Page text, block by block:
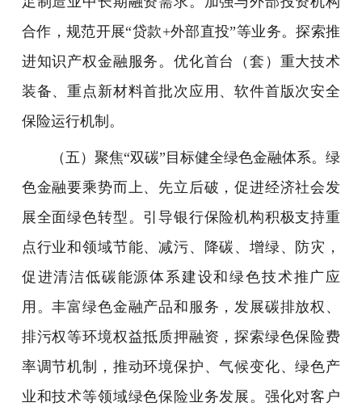
合作，规范开展“贷款+外部直投”等业务。探索推
进知识产权金融服务。优化首台（套）重大技术
装备、重点新材料首批次应用、软件首版次安全
保险运行机制。
（五）聚焦“双碳”目标健全绿色金融体系。绿
色金融要乘势而上、先立后破，促进经济社会发
展全面绿色转型。引导银行保险机构积极支持重
点行业和领域节能、减污、降碳、增绿、防灾，
促进清洁低碳能源体系建设和绿色技术推广应
用。丰富绿色金融产品和服务，发展碳排放权、
排污权等环境权益抵质押融资，探索绿色保险费
率调节机制，推动环境保护、气候变化、绿色产
业和技术等领域绿色保险业务发展。强化对客户